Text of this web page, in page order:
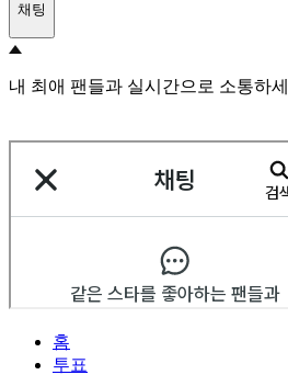
채팅
내 최애 팬들과 실시간으로 소통하
홈
투표